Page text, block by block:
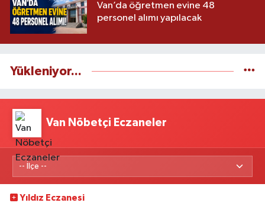
Van’da öğretmen evine 48
personel alımı yapılacak
Yükleniyor...
Van Nöbetçi Eczaneler
Yıldız Eczanesi